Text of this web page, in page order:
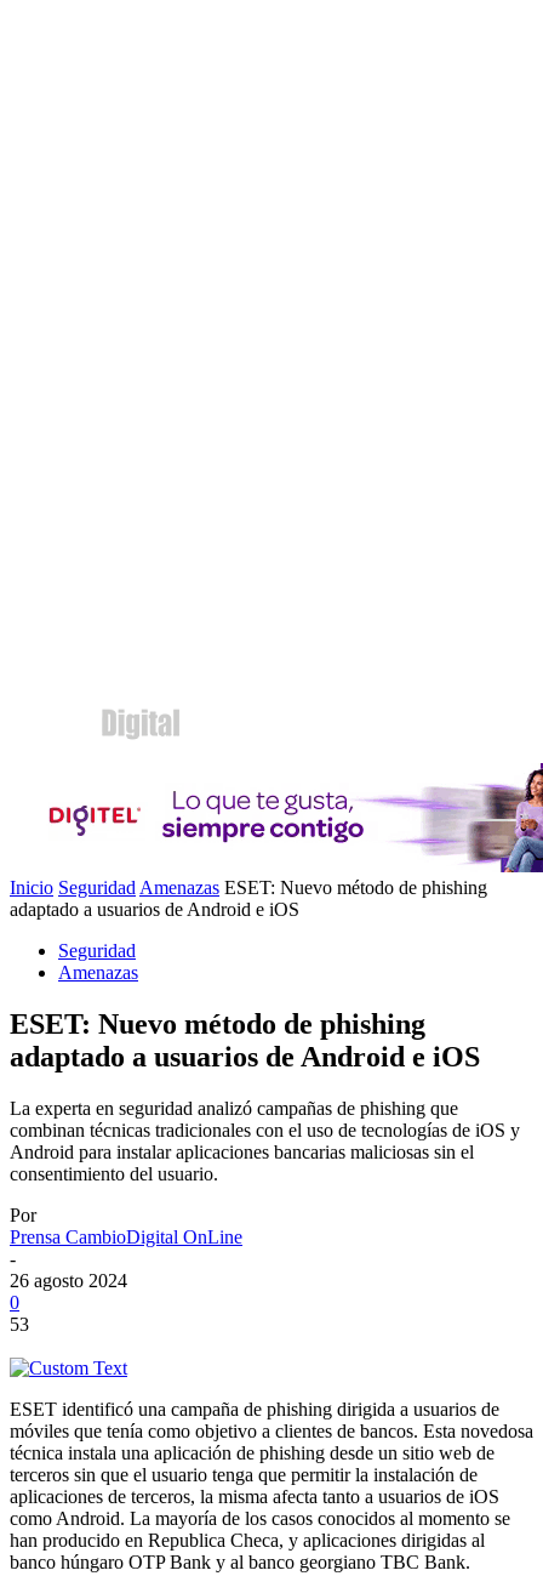
Inicio Seguridad Amenazas ESET: Nuevo método de phishing
adaptado a usuarios de Android e iOS
Seguridad
Amenazas
ESET: Nuevo método de phishing
adaptado a usuarios de Android e iOS
La experta en seguridad analizó campañas de phishing que
combinan técnicas tradicionales con el uso de tecnologías de iOS y
Android para instalar aplicaciones bancarias maliciosas sin el
consentimiento del usuario.
Por
Prensa CambioDigital OnLine
-
26 agosto 2024
0
53
ESET identificó una campaña de phishing dirigida a usuarios de
móviles que tenía como objetivo a clientes de bancos. Esta novedosa
técnica instala una aplicación de phishing desde un sitio web de
terceros sin que el usuario tenga que permitir la instalación de
aplicaciones de terceros, la misma afecta tanto a usuarios de iOS
como Android. La mayoría de los casos conocidos al momento se
han producido en Republica Checa, y aplicaciones dirigidas al
banco húngaro OTP Bank y al banco georgiano TBC Bank.